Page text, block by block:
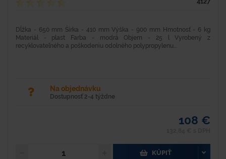
Dĺžka - 650 mm Šírka - 410 mm Výška - 900 mm Hmotnosť - 6 kg
Materiál - plast Farba - modrá Objem - 25 l Vyrobený z
recyklovateľného a poškodeniu odolného polypropylenu...
Na objednávku
Dostupnosť 2-4 týždne
108 €
KÚPIŤ